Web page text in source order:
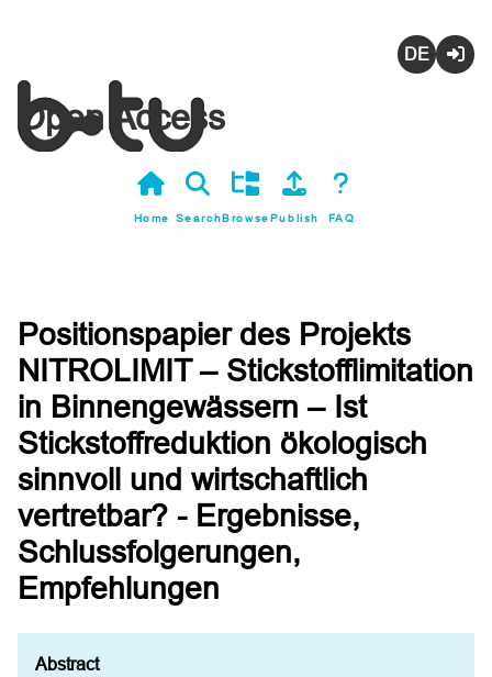
Open Access
Home SearchBrowsePublish FAQ
Positionspapier des Projekts
NITROLIMIT – Stickstofflimitation
in Binnengewässern – Ist
Stickstoffreduktion ökologisch
sinnvoll und wirtschaftlich
vertretbar? - Ergebnisse,
Schlussfolgerungen,
Empfehlungen